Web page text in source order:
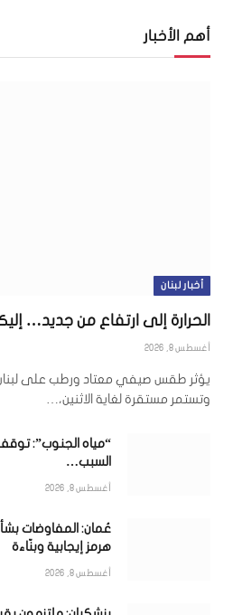
أهم الأخبار
أخبار لبنان
الحرارة إلى ارتفاع من جديد…
أغسطس 8, 2026
يؤثر طقس صيفي معتاد ورطب على لبنان
وتستمر مستقرة لغاية الاثنين،…
“مياه الجنوب”:
السبب…
أغسطس 8, 2026
عُمان: المفاوضات
هرمز إيجابية وبنّاءة
أغسطس 8, 2026